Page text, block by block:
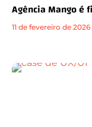
Agência Mango é
11 de fevereiro de 2026